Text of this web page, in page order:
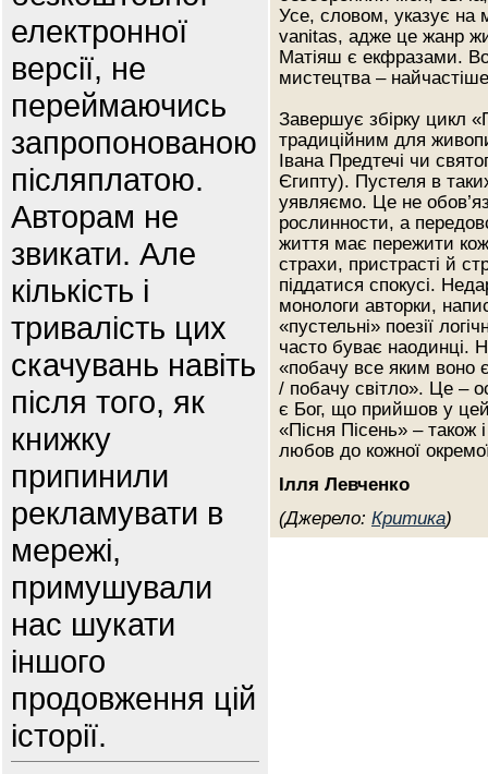
електронної
версії, не
переймаючись
запропонованою
післяплатою.
Авторам не
звикати. Але
кількість і
тривалість цих
скачувань навіть
після того, як
книжку
припинили
рекламувати в
мережі,
примушували
нас шукати
іншого
продовження цій
історії.
Усе, словом, указує на
vanitas, адже це жанр
Матіяш є екфразами.
мистецтва –
Завершує збірку цикл
традиційним для
Івана Предтечі чи
Єгипту). Пустеля в
уявляємо. Це не
рослинности, а
життя має пережити
страхи, пристрасті й
піддатися спокусі.
монологи авторки,
«пустельні» поезії
часто буває наодинці.
«побачу все яким воно
/ побачу світло». Це –
є Бог, що прийшов у цей
«Пісня Пісень» – також
любов до кожної
Ілля Левченко
(Джерело: Критика)